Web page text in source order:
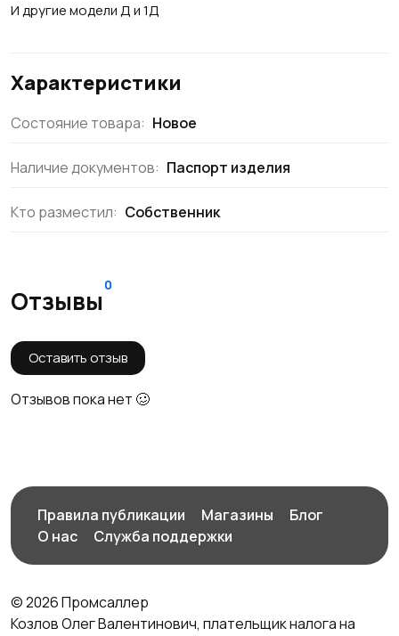
И другие модели Д и 1Д
Характеристики
Состояние товара: Новое
Наличие документов: Паспорт изделия
Кто разместил: Собственник
Отзывы
0
Оставить отзыв
Отзывов пока нет 🥴
Правила публикации Магазины
Блог
О нас
Служба поддержки
© 2026 Промсаллер
Козлов Олег Валентинович, плательщик налога на